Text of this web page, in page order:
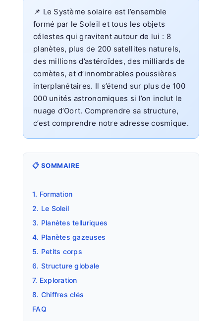
📌 Le Système solaire est l’ensemble
formé par le Soleil et tous les objets
célestes qui gravitent autour de lui : 8
planètes, plus de 200 satellites naturels,
des millions d’astéroïdes, des milliards de
comètes, et d’innombrables poussières
interplanétaires. Il s’étend sur plus de 100
000 unités astronomiques si l’on inclut le
nuage d’Oort. Comprendre sa structure,
c’est comprendre notre adresse cosmique.
📋 SOMMAIRE
1. Formation
2. Le Soleil
3. Planètes telluriques
4. Planètes gazeuses
5. Petits corps
6. Structure globale
7. Exploration
8. Chiffres clés
FAQ